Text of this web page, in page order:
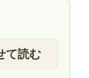
て読む